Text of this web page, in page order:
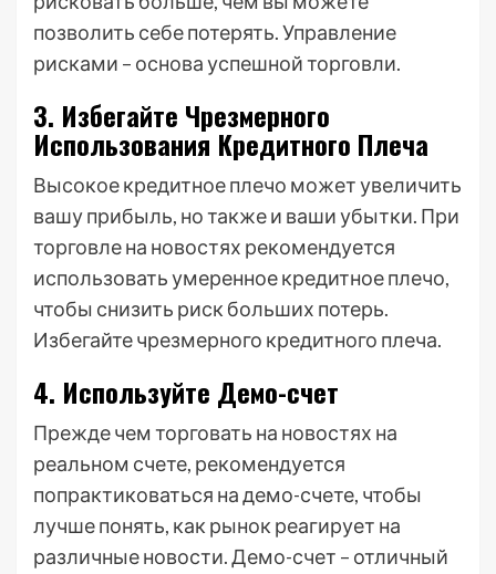
позволить себе потерять. Управление
рисками – основа успешной торговли.
3. Избегайте Чрезмерного
Использования Кредитного Плеча
Высокое кредитное плечо может увеличить
вашу прибыль, но также и ваши убытки. При
торговле на новостях рекомендуется
использовать умеренное кредитное плечо,
чтобы снизить риск больших потерь.
Избегайте чрезмерного кредитного плеча.
4. Используйте Демо-счет
Прежде чем торговать на новостях на
реальном счете, рекомендуется
попрактиковаться на демо-счете, чтобы
лучше понять, как рынок реагирует на
различные новости. Демо-счет – отличный